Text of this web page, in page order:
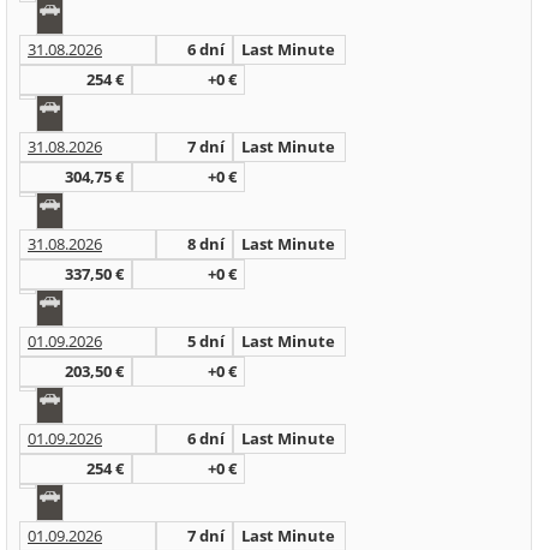
31.08.2026 6 dní
Last Minute
254 €
+0 €
31.08.2026 7 dní
Last Minute
304,75 €
+0 €
31.08.2026 8 dní
Last Minute
337,50 €
+0 €
01.09.2026 5 dní
Last Minute
203,50 €
+0 €
01.09.2026 6 dní
Last Minute
254 €
+0 €
01.09.2026 7 dní
Last Minute